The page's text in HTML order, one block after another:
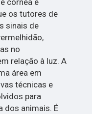
córnea e
os tutores de
sinais de
no
relação à luz. A
área em
técnicas e
para
dos animais. É